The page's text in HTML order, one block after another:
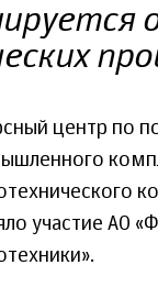
центр по
участие АО